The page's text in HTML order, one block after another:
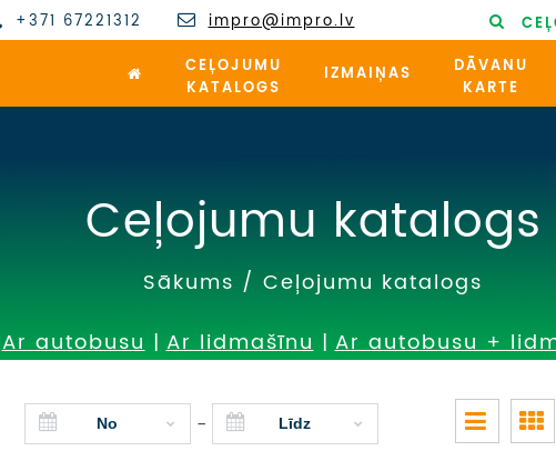
+371 67221312 impro@impro.lv
CEĻOJUMU
KATALOGS
IZMAIŅAS
DĀVANU
KARTE
Ceļojumu katalogs
Sākums / Ceļojumu katalogs
Ar autobusu| Ar lidmašīnu| Ar autobusu +
-